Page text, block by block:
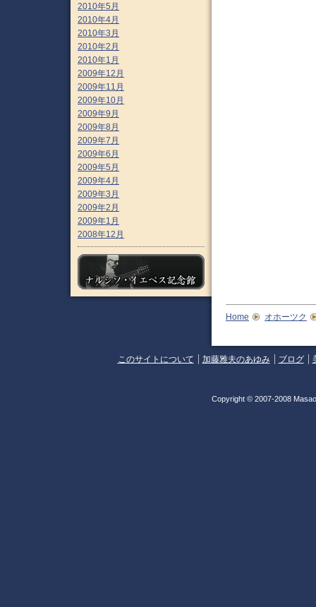
2010年5月
2010年4月
2010年3月
2010年2月
2010年1月
2009年12月
2009年11月
2009年10月
2009年9月
2009年8月
2009年7月
2009年6月
2009年5月
2009年4月
2009年3月
2009年2月
2009年1月
2008年12月
Home オホーツク
このサイトについて 加藤雅夫のあゆみ ブログ
Copyright © 2007-2008